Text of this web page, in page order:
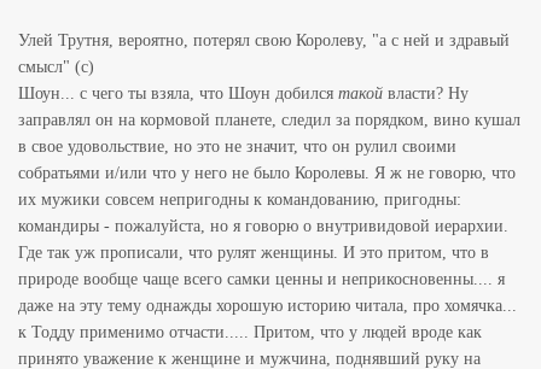
Улей Трутня, вероятно, потерял свою Королеву, "а с ней и здравый
смысл" (с)
Шоун... с чего ты взяла, что Шоун добился такой власти? Ну
заправлял он на кормовой планете, следил за порядком, вино кушал
в свое удовольствие, но это не значит, что он рулил своими
собратьями и/или что у него не было Королевы. Я ж не говорю, что
их мужики совсем непригодны к командованию, пригодны:
командиры - пожалуйста, но я говорю о внутривидовой иерархии.
Где так уж прописали, что рулят женщины. И это притом, что в
природе вообще чаще всего самки ценны и неприкосновенны.... я
даже на эту тему однажды хорошую историю читала, про хомячка...
к Тодду применимо отчасти..... Притом, что у людей вроде как
принято уважение к женщине и мужчина, поднявший руку на